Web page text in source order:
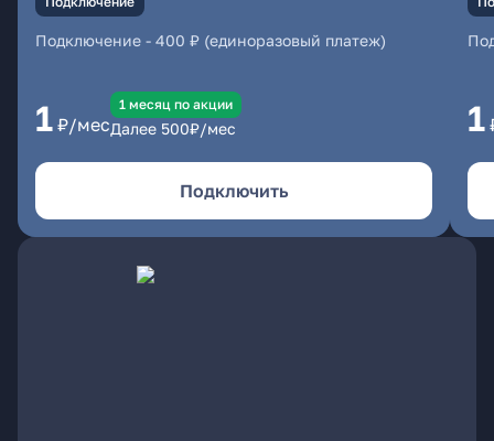
Подключение - 400 ₽ (единоразовый платеж)
1 ₽/мес
1 месяц по акции
Далее 500₽/мес
Подключить
1